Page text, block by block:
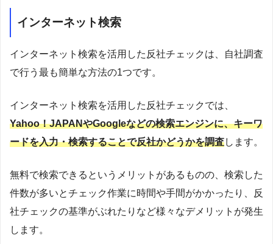
インターネット検索
インターネット検索を活用した反社チェックは、自社調査
で行う最も簡単な方法の1つです。
インターネット検索を活用した反社チェックでは、
Yahoo！JAPANやGoogleなどの検索エンジンに、キーワ
ードを入力・検索することで反社かどうかを調査します。
無料で検索できるというメリットがあるものの、検索した
件数が多いとチェック作業に時間や手間がかかったり、反
社チェックの基準がぶれたりなど様々なデメリットが発生
します。